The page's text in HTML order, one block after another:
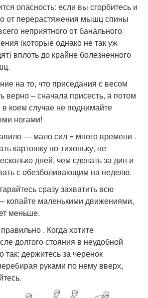
опасность: если вы сгорбитесь и
от перерастяжения мышц спины
неприятного от банального
(которые однако не так уж
вплоть до крайне болезненного
на то, что приседания с весом
верно – сначала присесть, а потом
в коем случае не поднимайте
ногами!
— мало сил = много времени .
картошку по-тихоньку, не
дней, чем сделать за дин и
с обезболивающим на неделю.
сразу захватить всю
копайте маленькими движениями,
меньше.
. Когда хотите
долгого стояния в неудобной
так: держитесь за черенок
руками по нему вверх,